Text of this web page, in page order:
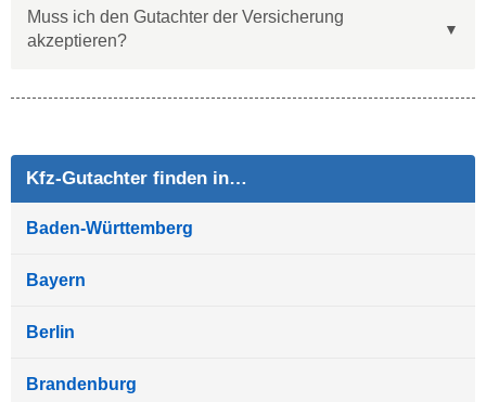
Muss ich den Gutachter der Versicherung
akzeptieren?
Kfz-Gutachter finden in…
Baden-Württemberg
Bayern
Berlin
Brandenburg